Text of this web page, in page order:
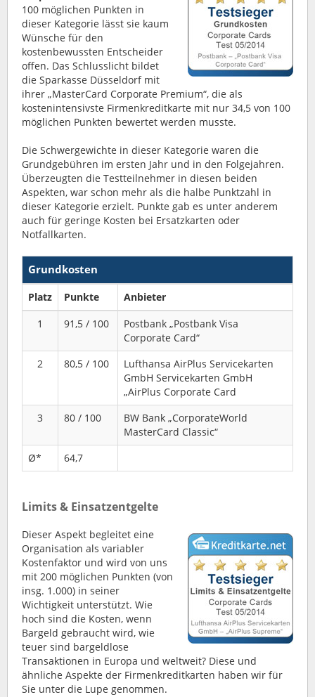
100 möglichen Punkten in
dieser Kategorie lässt sie kaum
Wünsche für den
kostenbewussten Entscheider
offen. Das Schlusslicht bildet
die Sparkasse Düsseldorf mit
ihrer „MasterCard Corporate Premium“, die als
kostenintensivste Firmenkreditkarte mit nur 34,5 von 100
möglichen Punkten bewertet werden musste.
Die Schwergewichte in dieser Kategorie waren die
Grundgebühren im ersten Jahr und in den Folgejahren.
Überzeugten die Testteilnehmer in diesen beiden
Aspekten, war schon mehr als die halbe Punktzahl in
dieser Kategorie erzielt. Punkte gab es unter anderem
auch für geringe Kosten bei Ersatzkarten oder
Notfallkarten.
Grundkosten
Platz Punkte
Anbieter
1
91,5 / 100
Postbank „Postbank Visa
Corporate Card“
2
80,5 / 100
Lufthansa AirPlus Servicekarten
GmbH Servicekarten GmbH
„AirPlus Corporate Card
3
80 / 100
BW Bank „CorporateWorld
MasterCard Classic“
Ø*
64,7
Limits & Einsatzentgelte
Dieser Aspekt begleitet eine
Organisation als variabler
Kostenfaktor und wird von uns
mit 200 möglichen Punkten (von
insg. 1.000) in seiner
Wichtigkeit unterstützt. Wie
hoch sind die Kosten, wenn
Bargeld gebraucht wird, wie
teuer sind bargeldlose
Transaktionen in Europa und weltweit? Diese und
ähnliche Aspekte der Firmenkreditkarten haben wir für
Sie unter die Lupe genommen.